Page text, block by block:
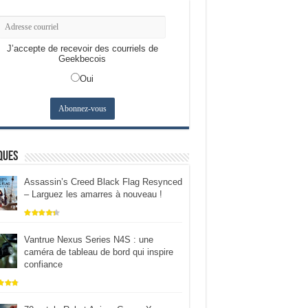
J’accepte de recevoir des courriels de
Geekbecois
Oui
Assassin’s Creed Black Flag Resynced
– Larguez les amarres à nouveau !
Vantrue Nexus Series N4S : une
caméra de tableau de bord qui inspire
confiance